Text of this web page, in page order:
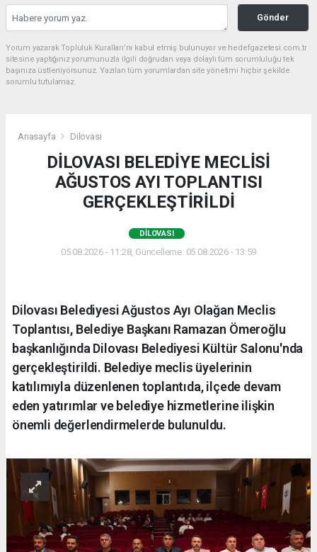
Gönder
Yorum yazarak Topluluk Kuralları’nı kabul etmiş bulunuyor ve hedefgazetesi.com.tr
sitesine yaptığınız yorumunuzla ilgili doğrudan veya dolaylı tüm sorumluluğu tek
başınıza üstleniyorsunuz. Yazılan tüm yorumlardan site yönetimi hiçbir şekilde
sorumlu tutulamaz.
Anasayfa Dilovası
DİLOVASI BELEDİYE MECLİSİ
AĞUSTOS AYI TOPLANTISI
GERÇEKLEŞTİRİLDİ
DILOVASI
05.08.2026 - 11:28, Güncelleme: 05.08.2026 - 13:59
Dilovası Belediyesi Ağustos Ayı Olağan Meclis
Toplantısı, Belediye Başkanı Ramazan Ömeroğlu
başkanlığında Dilovası Belediyesi Kültür Salonu'nda
gerçekleştirildi. Belediye meclis üyelerinin
katılımıyla düzenlenen toplantıda, ilçede devam
eden yatırımlar ve belediye hizmetlerine ilişkin
önemli değerlendirmelerde bulunuldu.